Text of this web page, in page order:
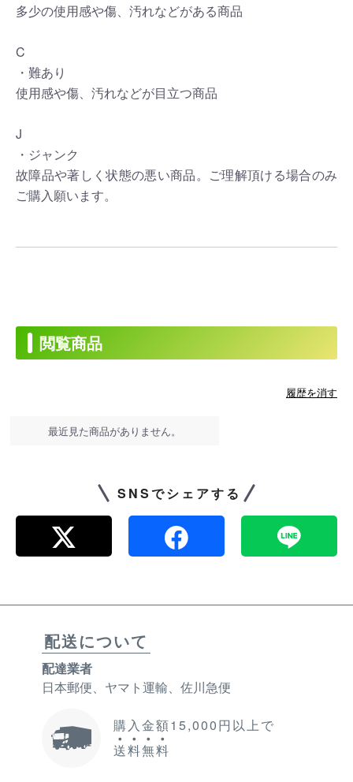
多少の使用感や傷、汚れなどがある商品
C
・難あり
使用感や傷、汚れなどが目立つ商品
J
・ジャンク
故障品や著しく状態の悪い商品。ご理解頂ける場合のみ
ご購入願います。
閲覧商品
履歴を消す
最近見た商品がありません。
SNSでシェアする
配送について
配達業者
日本郵便、ヤマト運輸、佐川急便
購入金額15,000円以上で
送料無料